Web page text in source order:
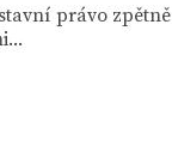
právo zpětně